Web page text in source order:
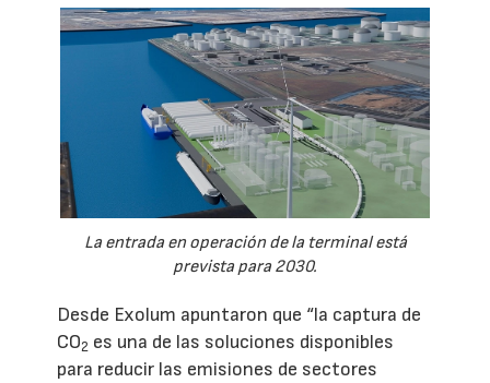
La entrada en operación de la terminal está
prevista para 2030.
Desde Exolum apuntaron que “la captura de
CO2 es una de las soluciones disponibles
para reducir las emisiones de sectores